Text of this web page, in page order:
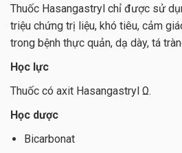
Thuốc Hasangastryl chỉ được sử
triệu chứng trị liệu, khó tiêu, cảm
trong bệnh thực quản, dạ dày, tá
Học lực
Thuốc có axit Hasangastryl Ω.
Học dược
Bicarbonat